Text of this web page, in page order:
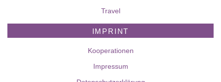
Travel
IMPRINT
Kooperationen
Impressum